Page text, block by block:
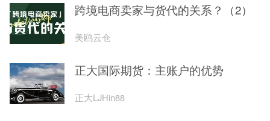
跨境电商卖家与货代的关系？（2）
美鸥云仓
正大国际期货：主账户的优势
正大LJHin88